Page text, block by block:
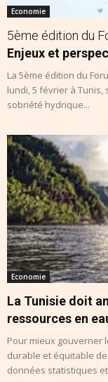
Economie
5ème édition du
Enjeux et
La 5ème édition du
lundi, 5 février à
sobriété hydrique...
Economie
La Tunisie doit
ressources en
Pour mieux gouverner
durable et équitable
données statistiques